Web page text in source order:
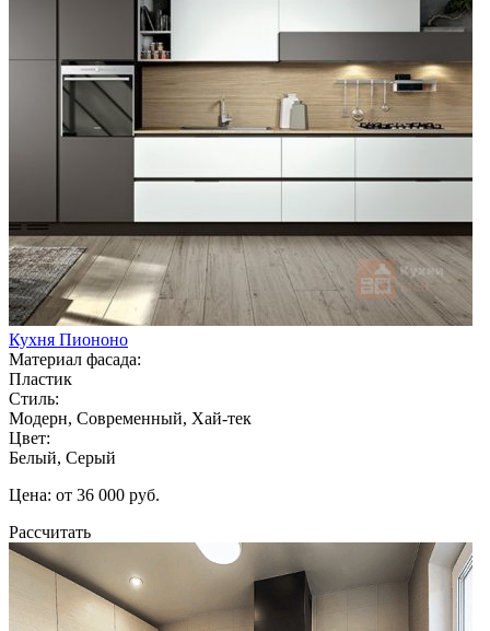
Кухня Пиононо
Материал фасада:
Пластик
Стиль:
Модерн, Современный, Хай-тек
Цвет:
Белый, Серый
Цена: от 36 000 руб.
Рассчитать